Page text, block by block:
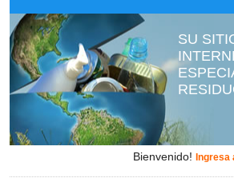
SU
Bienvenido! Ingresa